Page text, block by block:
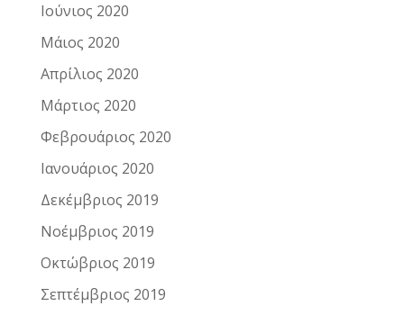
Ιούνιος 2020
Μάιος 2020
Απρίλιος 2020
Μάρτιος 2020
Φεβρουάριος 2020
Ιανουάριος 2020
Δεκέμβριος 2019
Νοέμβριος 2019
Οκτώβριος 2019
Σεπτέμβριος 2019